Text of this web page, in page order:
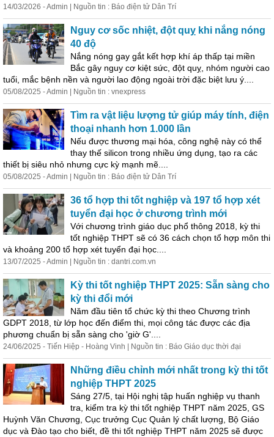
14/03/2026 - Admin | Nguồn tin : Báo điện tử Dân Trí
Nguy cơ sốc nhiệt, đột quỵ khi nắng nóng
40 độ
Nắng nóng gay gắt kết hợp khí áp thấp tại miền
Bắc gây nguy cơ kiệt sức, đột quỵ, nhóm người cao
tuổi, mắc bệnh nền và người lao động ngoài trời đặc biệt lưu ý....
05/08/2025 - Admin | Nguồn tin : vnexpress
Tìm ra vật liệu lượng tử giúp máy tính, điện
thoại nhanh hơn 1.000 lần
Nếu được thương mại hóa, công nghệ này có thể
thay thế silicon trong nhiều ứng dụng, tạo ra các
thiết bị siêu nhỏ nhưng cực kỳ mạnh mẽ....
05/08/2025 - Admin | Nguồn tin : Báo điện tử Dân Trí
36 tổ hợp thi tốt nghiệp và 197 tổ hợp xét
tuyển đại học ở chương trình mới
Với chương trình giáo dục phổ thông 2018, kỳ thi
tốt nghiệp THPT sẽ có 36 cách chọn tổ hợp môn thi
và khoảng 200 tổ hợp xét tuyển đại học
13/07/2025 - Admin | Nguồn tin : dantri.com.vn
Kỳ thi tốt nghiệp THPT 2025: Sẵn sàng cho
kỳ thi đổi mới
Năm đầu tiên tổ chức kỳ thi theo Chương trình
GDPT 2018, từ lớp học đến điểm thi, mọi công tác được các địa
phương chuẩn bị sẵn sàng cho 'giờ G'....
24/06/2025 - Tiến Hiệp - Hoàng Vinh | Nguồn tin : Báo Giáo dục thời đại
Những điều chỉnh mới nhất trong kỳ thi tốt
nghiệp THPT 2025
Sáng 27/5, tại Hội nghị tập huấn nghiệp vụ thanh
tra, kiểm tra kỳ thi tốt nghiệp THPT năm 2025, GS
Huỳnh Văn Chương, Cục trưởng Cục Quản lý chất lượng, Bộ Giáo
dục và Đào tạo cho biết, đề thi tốt nghiệp THPT năm 2025 sẽ được